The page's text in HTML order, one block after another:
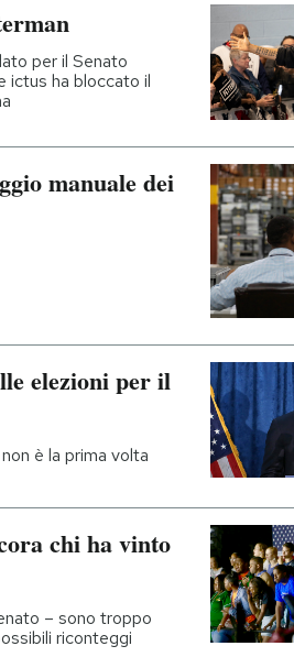
per il Senato
ictus ha bloccato il
manuale dei
elezioni per il
è la prima volta
chi ha vinto
– sono troppo
riconteggi